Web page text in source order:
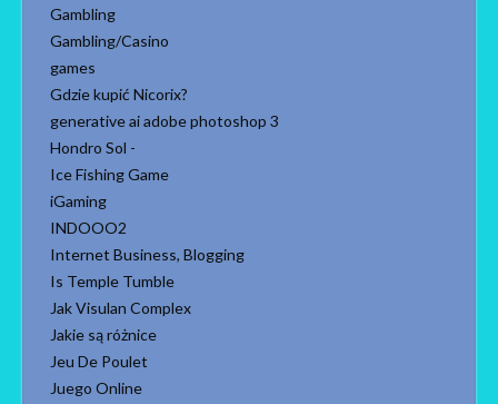
Gambling
Gambling/Casino
games
Gdzie kupić Nicorix?
generative ai adobe photoshop 3
Hondro Sol -
Ice Fishing Game
iGaming
INDOOO2
Internet Business, Blogging
Is Temple Tumble
Jak Visulan Complex
Jakie są różnice
Jeu De Poulet
Juego Online